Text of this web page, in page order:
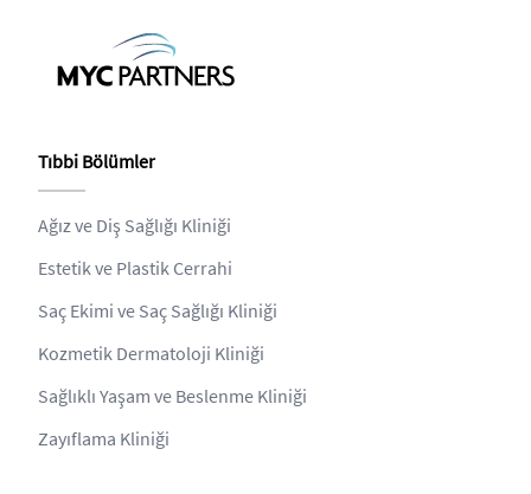
Tıbbi Bölümler
Ağız ve Diş Sağlığı Kliniği
Estetik ve Plastik Cerrahi
Saç Ekimi ve Saç Sağlığı Kliniği
Kozmetik Dermatoloji Kliniği
Sağlıklı Yaşam ve Beslenme Kliniği
Zayıflama Kliniği